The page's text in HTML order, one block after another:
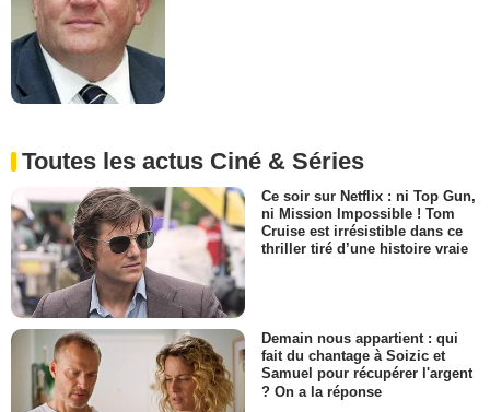
Toutes les actus Ciné & Séries
Ce soir sur Netflix : ni Top Gun,
ni Mission Impossible ! Tom
Cruise est irrésistible dans ce
thriller tiré d’une histoire vraie
Demain nous appartient : qui
fait du chantage à Soizic et
Samuel pour récupérer l'argent
? On a la réponse